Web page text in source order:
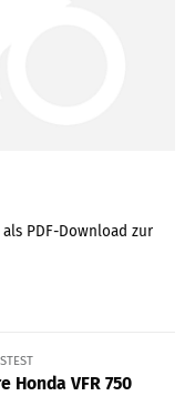
PDF-Download zur
Honda VFR 750